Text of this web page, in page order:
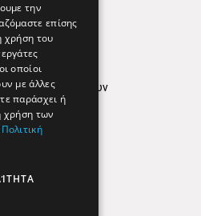
Χρήσης
δεδομένων
Findhere
Media
την
επίσης
χρήση του
οποίοι
με άλλες
παράσχει ή
χρήση των
Πολιτική